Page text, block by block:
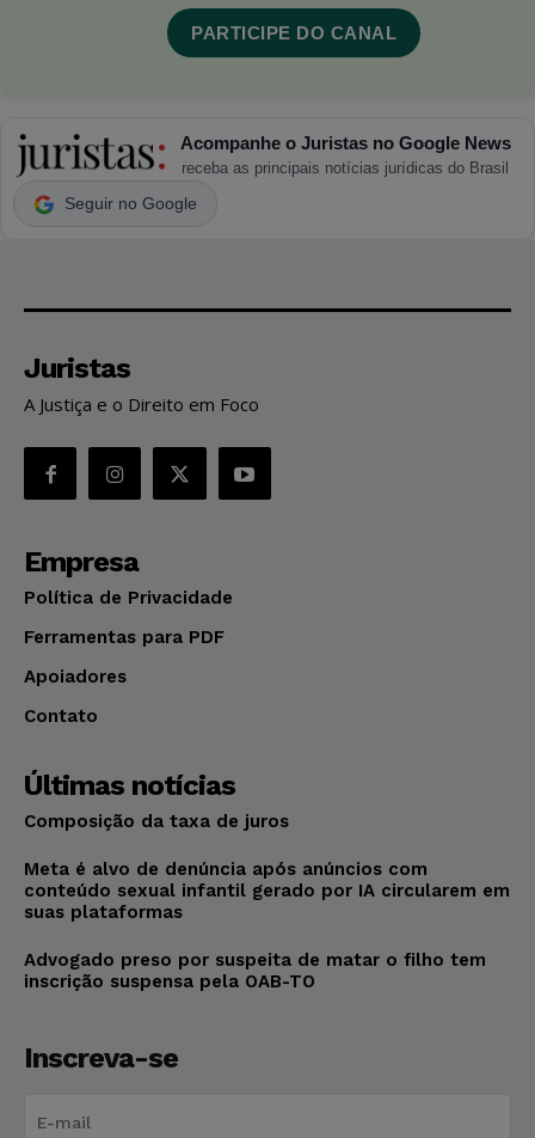
PARTICIPE DO CANAL
Acompanhe o Juristas no Google News
receba as principais notícias jurídicas do Brasil
Seguir no Google
Juristas
A Justiça e o Direito em Foco
Empresa
Política de Privacidade
Ferramentas para PDF
Apoiadores
Contato
Últimas notícias
Composição da taxa de juros
Meta é alvo de denúncia após anúncios com
conteúdo sexual infantil gerado por IA circularem em
suas plataformas
Advogado preso por suspeita de matar o filho tem
inscrição suspensa pela OAB-TO
Inscreva-se